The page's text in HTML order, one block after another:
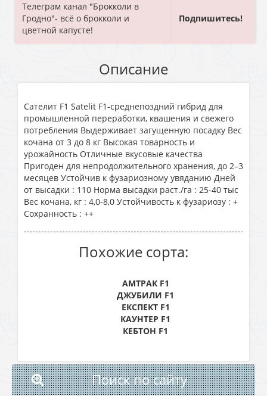
Телеграм канал "Брокколи в
Гродно"- всё о брокколи и
цветной капусте!
Подпишитесь!
Описание
Сателит F1 Satelit F1-среднепоздний гибрид для
промышленной переработки, квашения и свежего
потребления Выдерживает загущенную посадку Вес
кочана от 3 до 8 кг Высокая товарность и
урожайность Отличные вкусовые качества
Пригоден для непродолжительного хранения, до 2–3
месяцев Устойчив к фузариозному увяданию Дней
от высадки : 110 Норма высадки раст./га : 25-40 тыс
Вес кочана, кг : 4,0-8,0 Устойчивость к фузариозу : +
Сохранность : ++
Похожие сорта:
АМТРАК F1
ДЖУБИЛИ F1
ЕКСПЕКТ F1
КАУНТЕР F1
КЕБТОН F1
Поиск по сайту